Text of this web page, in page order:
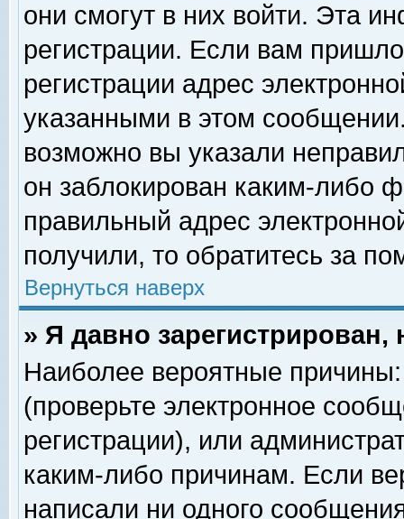
они смогут в них войти. Эта
регистрации. Если вам
регистрации адрес
указанными в этом
возможно вы указали
он заблокирован каким-либо
правильный адрес
получили, то обратитесь за
Вернуться наверх
» Я давно
Наиболее вероятные
(проверьте электронное
регистрации), или
каким-либо причинам. Если
написали ни одного